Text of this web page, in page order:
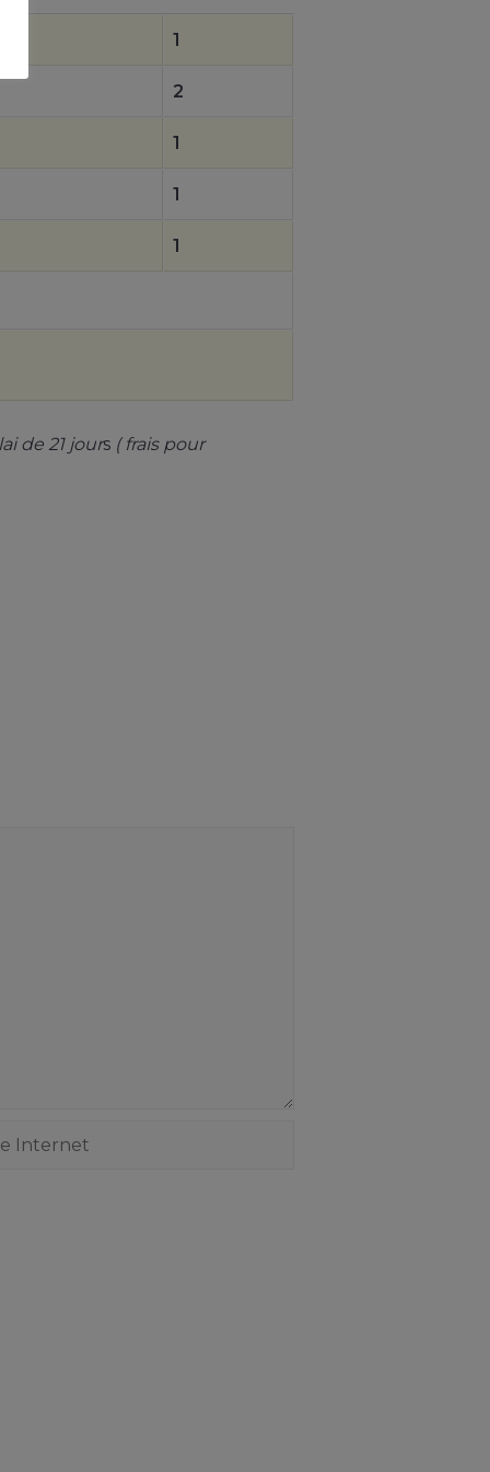
1
2
1
1
1
de 21 jours ( frais pour